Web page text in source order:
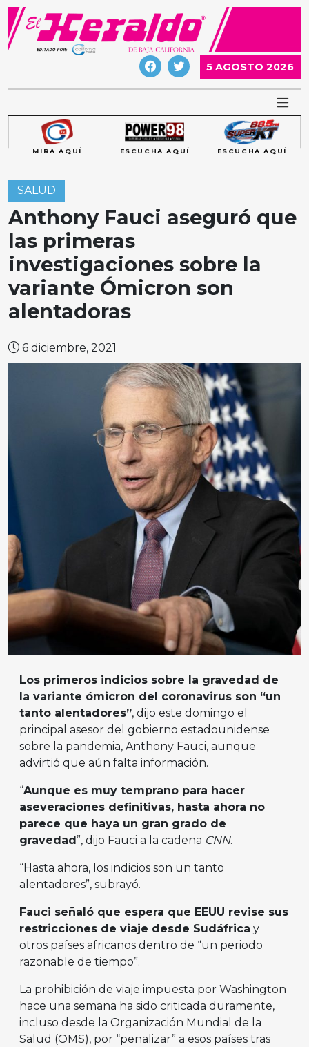
Skip
content
5 AGOSTO 2026
MIRA AQUÍ ESCUCHA AQUÍ ESCUCHA AQUÍ
SALUD
Anthony Fauci aseguró que
las primeras
investigaciones sobre la
variante Ómicron son
alentadoras
6 diciembre, 2021
Los primeros indicios sobre la gravedad de
la variante ómicron del coronavirus son “un
tanto alentadores”, dijo este domingo el
principal asesor del gobierno estadounidense
sobre la pandemia, Anthony Fauci, aunque
advirtió que aún falta información.
“Aunque es muy temprano para hacer
aseveraciones definitivas, hasta ahora no
parece que haya un gran grado de
gravedad ”, dijo Fauci a la cadena CNN.
“Hasta ahora, los indicios son un tanto
alentadores”, subrayó.
Fauci señaló que espera que EEUU revise sus
restricciones de viaje desde Sudáfrica y
otros países africanos dentro de “un periodo
razonable de tiempo”.
La prohibición de viaje impuesta por Washington
hace una semana ha sido criticada duramente,
incluso desde la Organización Mundial de la
Salud (OMS), por “penalizar” a esos países tras